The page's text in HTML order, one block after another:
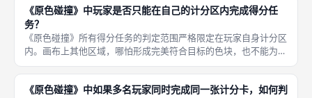
该卡牌的玩
《原色碰撞》中玩家是否只能在自己的计分区内完成得分任
务？
《原色碰撞》所有得分任务的判定范围严格限定在玩家自身计分区
内。画布上其他区域，哪怕形成完美符合目标的色块，也不能为这
名玩家提供任何分数。玩家可以在画布中间区域摆放卡牌干扰对
手，但是中间区域图案无法给自己计分。 这条规则是游戏核心设
计，引导玩
《原色碰撞》中如果多名玩家同时完成同一张计分卡，如何判